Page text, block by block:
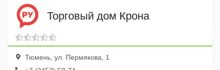
Торговый дом Крона
Тюмень, ул. Пермякова, 1